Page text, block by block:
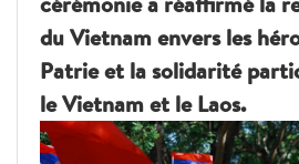
du Vietnam envers les
Patrie et la solidarité
le Vietnam et le Laos.